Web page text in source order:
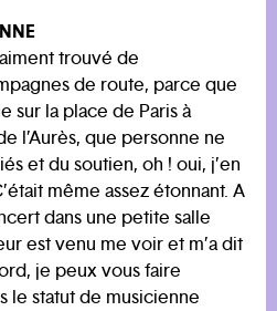
trouvé de
de route, parce que
sur la place de Paris à
l’Aurès, que personne ne
et du soutien, oh ! oui, j’en
même assez étonnant. A
dans une petite salle
est venu me voir et m’a dit
je peux vous faire
le statut de musicienne